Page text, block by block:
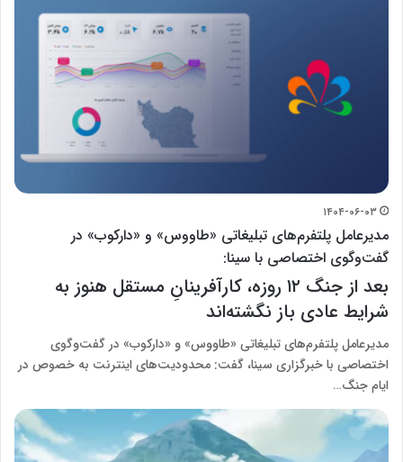
۱۴۰۴-۰۶-۰۳
مدیرعامل پلتفرم‌های تبلیغاتی «طاووس» و «دارکوب» در
گفت‌وگوی اختصاصی با سینا:
بعد از جنگ ۱۲ روزه، کارآفرینانِ مستقل هنوز به
شرایط عادی باز نگشته‌اند
مدیرعامل پلتفرم‌های تبلیغاتی «طاووس» و «دارکوب» در گفت‌و‌گوی
اختصاصی با خبرگزاری سینا، گفت: محدودیت‌های اینترنت به خصوص در
ایام جنگ…